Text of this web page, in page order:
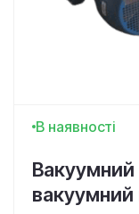
В наявності
вакуумний